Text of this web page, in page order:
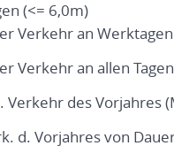
(<= 6,0m)
Verkehr an Werktagen
Verkehr an allen Tagen
des Vorjahres
d. Vorjahres von